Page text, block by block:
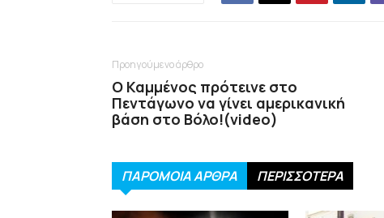
Προηγούμενο άρθρο
Ο Καμμένος πρότεινε στο
Πεντάγωνο να γίνει αμερικανική
βάση στο Βόλο!(video)
ΠΑΡΟΜΟΙΑ ΑΡΘΡΑ ΠΕΡΙΣΣΟΤΕΡΑ